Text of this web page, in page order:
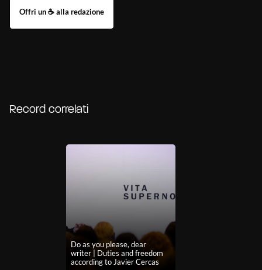
Record correlati
Do as you please, dear
writer | Duties and freedom
according to Javier Cercas